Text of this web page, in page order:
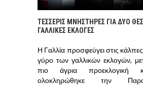
ΤΈΣΣΕΡΙΣ ΜΝΗΣΤΉΡΕΣ ΓΙΑ ΔΥΟ
ΓΑΛΛΙΚΈΣ ΕΚΛΟΓΈΣ
Η Γαλλία προσφεύγει στις
γύρο των γαλλικών εκλογών,
πιο άγρια προεκλογική
ολοκληρώθηκε την